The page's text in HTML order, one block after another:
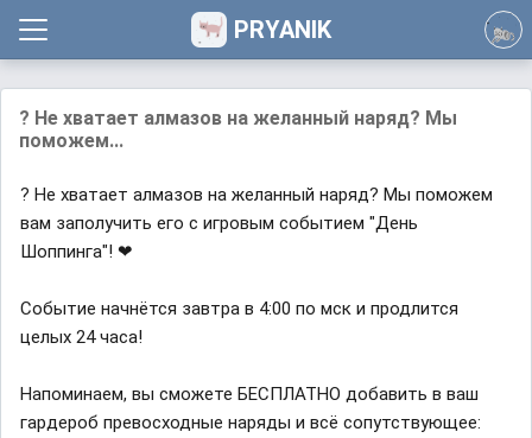
PRYANIK
? Не хватает алмазов на желанный наряд? Мы
поможем...
? Не хватает алмазов на желанный наряд? Мы поможем
вам заполучить его с игровым событием "День
Шоппинга"! ❤
Событие начнётся завтра в 4:00 по мск и продлится
целых 24 часа!
Напоминаем, вы сможете БЕСПЛАТНО добавить в ваш
гардероб превосходные наряды и всё сопутствующее: